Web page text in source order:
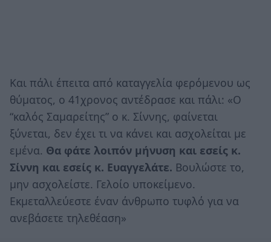
Και πάλι έπειτα από καταγγελία φερόμενου ως
θύματος, ο 41χρονος αντέδρασε και πάλι: «Ο
“καλός Σαμαρείτης” ο κ. Σίννης, φαίνεται
ξύνεται, δεν έχει τι να κάνει και ασχολείται με
εμένα. Θα φάτε λοιπόν μήνυση και εσείς κ.
Σίννη και εσείς κ. Ευαγγελάτε. Βουλώστε το,
μην ασχολείστε. Γελοίο υποκείμενο.
Εκμεταλλεύεστε έναν άνθρωπο τυφλό για να
ανεβάσετε τηλεθέαση»